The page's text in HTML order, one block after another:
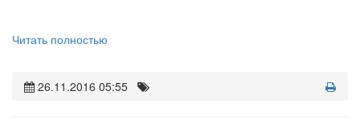
Читать полностью
26.11.2016 05:55